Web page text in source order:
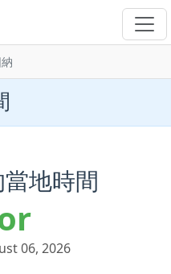
地時間
06, 2026